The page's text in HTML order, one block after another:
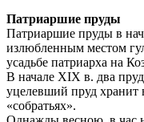
Патриаршие пруды
Патриаршие пруды в
излюбленным местом
усадьбе патриарха на
В начале XIX в. два
уцелевший пруд хранит
«собратьях».